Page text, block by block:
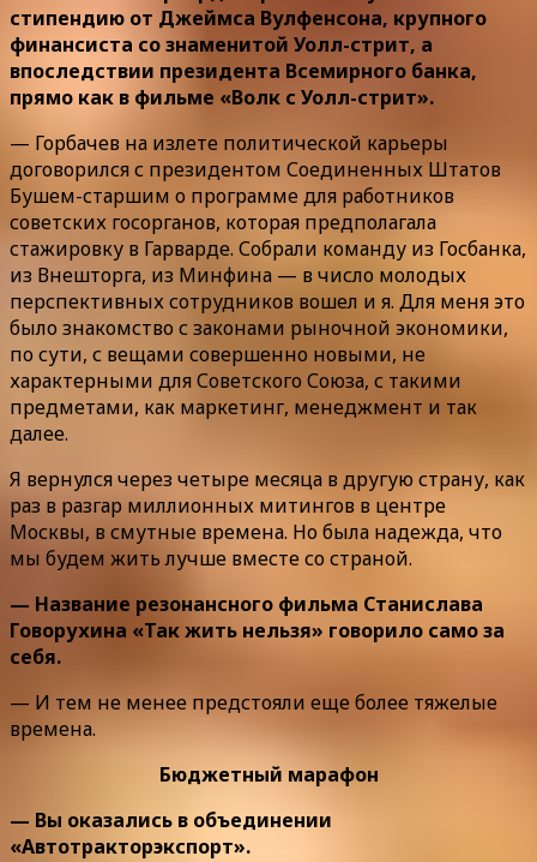
стипендию от Джеймса Вулфенсона, крупного
финансиста со знаменитой Уолл-стрит, а
впоследствии президента Всемирного банка,
прямо как в фильме «Волк с Уолл-стрит».
— Горбачев на излете политической карьеры
договорился с президентом Соединенных Штатов
Бушем-старшим о программе для работников
советских госорганов, которая предполагала
стажировку в Гарварде. Собрали команду из Госбанка,
из Внешторга, из Минфина — в число молодых
перспективных сотрудников вошел и я. Для меня это
было знакомство с законами рыночной экономики,
по сути, с вещами совершенно новыми, не
характерными для Советского Союза, с такими
предметами, как маркетинг, менеджмент и так
далее.
Я вернулся через четыре месяца в другую страну, как
раз в разгар миллионных митингов в центре
Москвы, в смутные времена. Но была надежда, что
мы будем жить лучше вместе со страной.
— Название резонансного фильма Станислава
Говорухина «Так жить нельзя» говорило само за
себя.
— И тем не менее предстояли еще более тяжелые
времена.
Бюджетный марафон
— Вы оказались в объединении
«Автотракторэкспорт».